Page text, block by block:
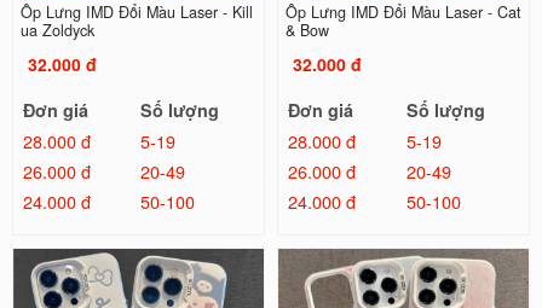
Ốp Lưng IMD Đổi Màu Laser - Kill
ua Zoldyck
32.000 đ
Đơn giá
Số lượng
28.000 đ
5-19
26.000 đ
20-49
24.000 đ
50-100
Ốp Lưng IMD Đổi Màu Laser - Cat
& Bow
32.000 đ
Đơn giá
Số lượng
28.000 đ
5-19
26.000 đ
20-49
24.000 đ
50-100